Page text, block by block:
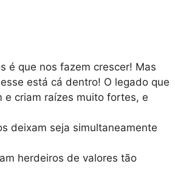
é que nos fazem crescer! Mas
está cá dentro! O legado que
criam raízes muito fortes, e
deixam seja simultaneamente
herdeiros de valores tão